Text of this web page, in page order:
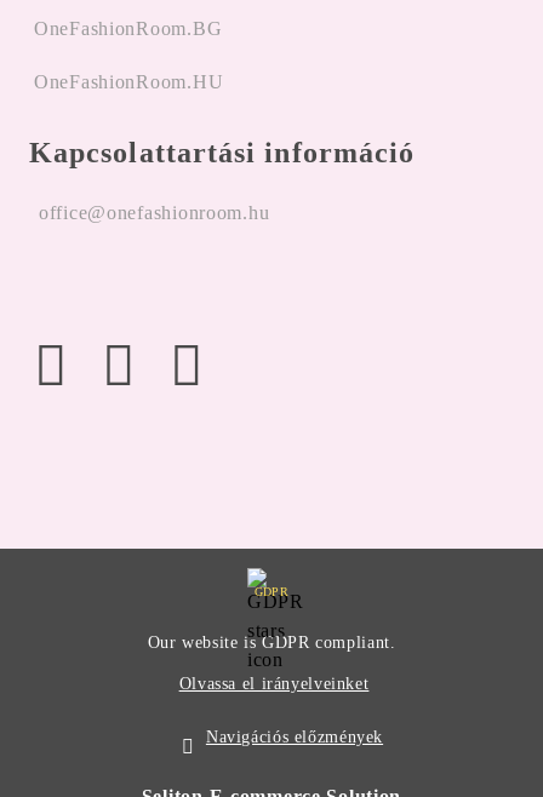
OneFashionRoom.BG
OneFashionRoom.HU
Kapcsolattartási információ
office@onefashionroom.hu
GDPR
Our website is GDPR compliant.
Olvassa el irányelveinket
Navigációs előzmények